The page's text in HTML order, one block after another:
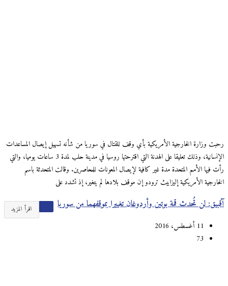
رحبت وزارة الخارجية الأمريكية بأي وقف للقتال في سوريا من شأنه تسهيل إيصال المساعدات
الإنسانية، وذلك تعليقا على الهدنة التي اقترحتها روسيا في مدينة حلب لمدة 3 ساعات يوميا، والتي
رأت فيها الأمم المتحدة مدة غير كافية لإيصال المعونات للمحاصرين. وقالت المتحدثة باسم
الخارجية الأمريكية إليزابيث ترودو إن موقف بلادها لم يتغير، إذ تشدد على
اقرأ المزيد آقبيق: لن تُحدث قمة بوتين وأردوغان تغييرا بموقفهما من سوريا
11 أغسطس، 2016
73